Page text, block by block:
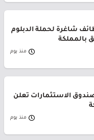
شاغرة لحملة الدبلوم
بالمملكة
منذ يوم
الاستثمارات تعلن
منذ يوم